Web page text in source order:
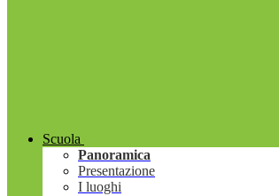
Scuola
Panoramica
Presentazione
I luoghi